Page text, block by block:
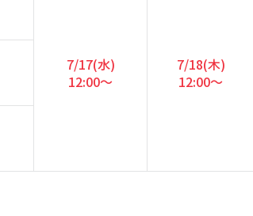
7/17(水)
12:00～
7/18(木)
12:00～